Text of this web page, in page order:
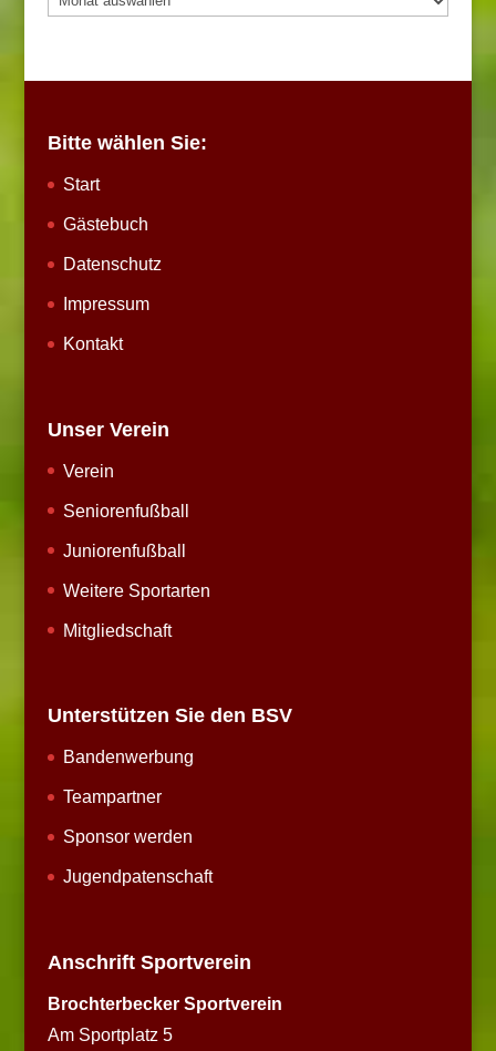
Bitte wählen Sie:
Start
Gästebuch
Datenschutz
Impressum
Kontakt
Unser Verein
Verein
Seniorenfußball
Juniorenfußball
Weitere Sportarten
Mitgliedschaft
Unterstützen Sie den BSV
Bandenwerbung
Teampartner
Sponsor werden
Jugendpatenschaft
Anschrift Sportverein
Brochterbecker Sportverein
Am Sportplatz 5